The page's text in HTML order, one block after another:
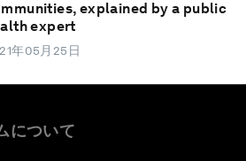
explained by a public
expert
年05月25日
について